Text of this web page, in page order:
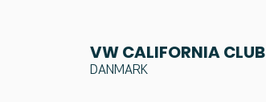
VW CALIFORNIA CLUB
DANMARK